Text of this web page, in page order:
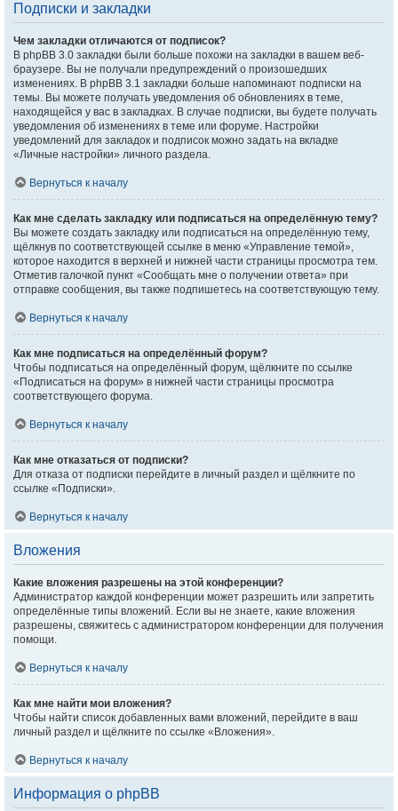
Подписки и закладки
Чем закладки отличаются от подписок?
В phpBB 3.0 закладки были больше похожи на закладки в вашем веб-
браузере. Вы не получали предупреждений о произошедших
изменениях. В phpBB 3.1 закладки больше напоминают подписки на
темы. Вы можете получать уведомления об обновлениях в теме,
находящейся у вас в закладках. В случае подписки, вы будете получать
уведомления об изменениях в теме или форуме. Настройки
уведомлений для закладок и подписок можно задать на вкладке
«Личные настройки» личного раздела.
Вернуться к началу
Как мне сделать закладку или подписаться на определённую тему?
Вы можете создать закладку или подписаться на определённую тему,
щёлкнув по соответствующей ссылке в меню «Управление темой»,
которое находится в верхней и нижней части страницы просмотра тем.
Отметив галочкой пункт «Сообщать мне о получении ответа» при
отправке сообщения, вы также подпишетесь на соответствующую тему.
Вернуться к началу
Как мне подписаться на определённый форум?
Чтобы подписаться на определённый форум, щёлкните по ссылке
«Подписаться на форум» в нижней части страницы просмотра
соответствующего форума.
Вернуться к началу
Как мне отказаться от подписки?
Для отказа от подписки перейдите в личный раздел и щёлкните по
ссылке «Подписки».
Вернуться к началу
Вложения
Какие вложения разрешены на этой конференции?
Администратор каждой конференции может разрешить или запретить
определённые типы вложений. Если вы не знаете, какие вложения
разрешены, свяжитесь с администратором конференции для получения
помощи.
Вернуться к началу
Как мне найти мои вложения?
Чтобы найти список добавленных вами вложений, перейдите в ваш
личный раздел и щёлкните по ссылке «Вложения».
Вернуться к началу
Информация о phpBB